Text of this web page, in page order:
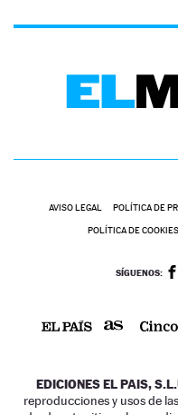
AVISO LEGAL POLÍTICA DE
POLÍTICA DE COOKIES
SÍGUENOS:
EDICIONES EL PAIS,
reproducciones y usos de